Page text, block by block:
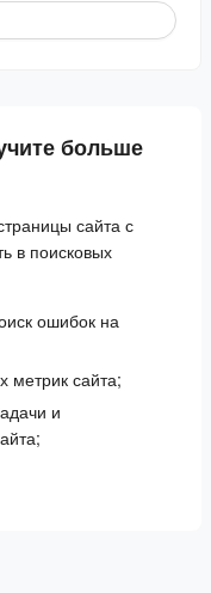
больше
сайта с
в поисковых
ошибок на
метрик сайта;
и